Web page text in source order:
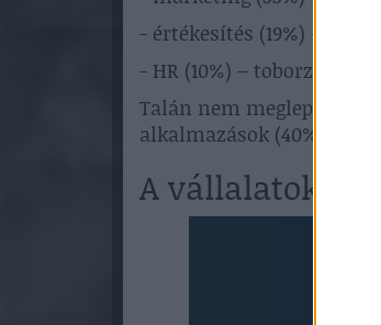
- értékesítés (19%) –
- HR (10%) – toborzás
Talán nem meglepő,
alkalmazások (40%), a
A vállalatok